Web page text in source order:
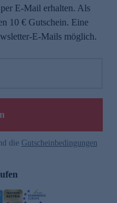
E-Mail erhalten. Als
10 € Gutschein. Eine
E-Mails möglich.
die Gutscheinbedingungen